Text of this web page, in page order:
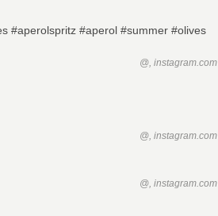
@, instagram.com
@, instagram.com
@, instagram.com